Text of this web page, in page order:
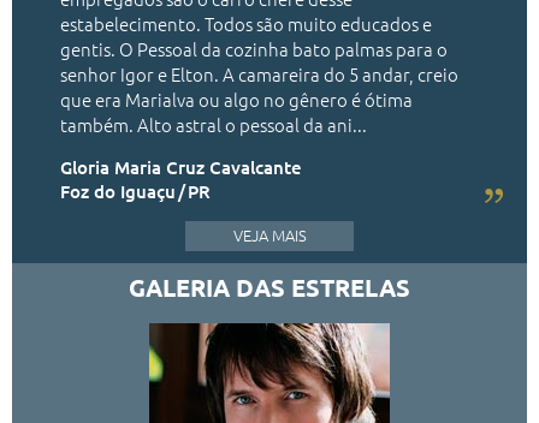
estabelecimento. Todos são muito educados e
gentis. O Pessoal da cozinha bato palmas para o
senhor Igor e Elton. A camareira do 5 andar, creio
que era Marialva ou algo no gênero é ótima
também. Alto astral o pessoal da ani...
Gloria Maria Cruz Cavalcante
Foz do Iguaçu PR
VEJA MAIS
GALERIA DAS ESTRELAS